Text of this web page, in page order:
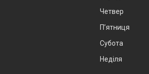
Четвер
Пʼятниця
Субота
Неділя